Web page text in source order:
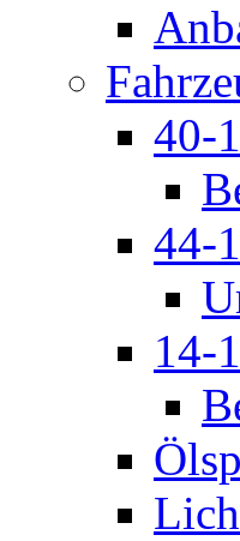
40-
44-
14-